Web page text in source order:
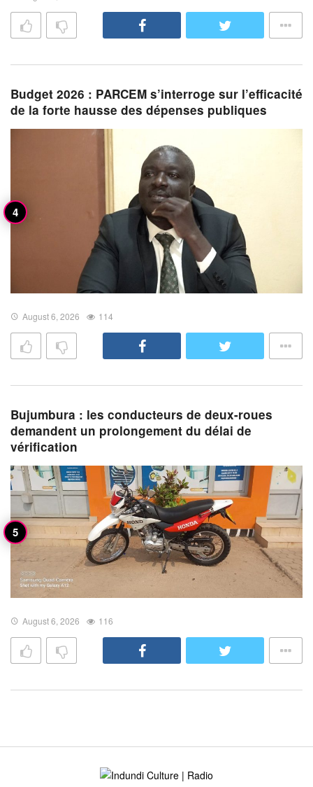
Budget 2026 : PARCEM s’interroge sur l’efficacité
de la forte hausse des dépenses publiques
August 6, 2026 114
Bujumbura : les conducteurs de deux-roues
demandent un prolongement du délai de
vérification
August 6, 2026 116